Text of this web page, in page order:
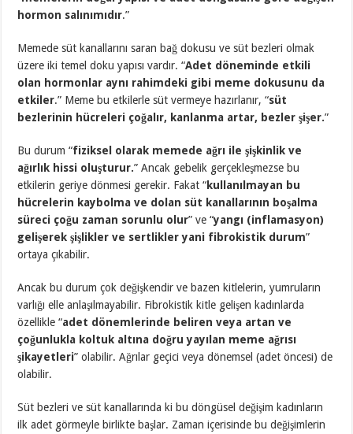
hormon salınımıdır.”
Memede süt kanallarını saran bağ dokusu ve süt bezleri olmak
üzere iki temel doku yapısı vardır. “Adet döneminde etkili
olan hormonlar aynı rahimdeki gibi meme dokusunu da
etkiler.” Meme bu etkilerle süt vermeye hazırlanır, “süt
bezlerinin hücreleri çoğalır, kanlanma artar, bezler şişer.”
Bu durum “fiziksel olarak memede ağrı ile şişkinlik ve
ağırlık hissi oluşturur.” Ancak gebelik gerçekleşmezse bu
etkilerin geriye dönmesi gerekir. Fakat “kullanılmayan bu
hücrelerin kaybolma ve dolan süt kanallarının boşalma
süreci çoğu zaman sorunlu olur” ve “yangı (inflamasyon)
gelişerek şişlikler ve sertlikler yani fibrokistik durum”
ortaya çıkabilir.
Ancak bu durum çok değişkendir ve bazen kitlelerin, yumruların
varlığı elle anlaşılmayabilir. Fibrokistik kitle gelişen kadınlarda
özellikle “adet dönemlerinde beliren veya artan ve
çoğunlukla koltuk altına doğru yayılan meme ağrısı
şikayetleri” olabilir. Ağrılar geçici veya dönemsel (adet öncesi) de
olabilir.
Süt bezleri ve süt kanallarında ki bu döngüsel değişim kadınların
ilk adet görmeyle birlikte başlar. Zaman içerisinde bu değişimlerin